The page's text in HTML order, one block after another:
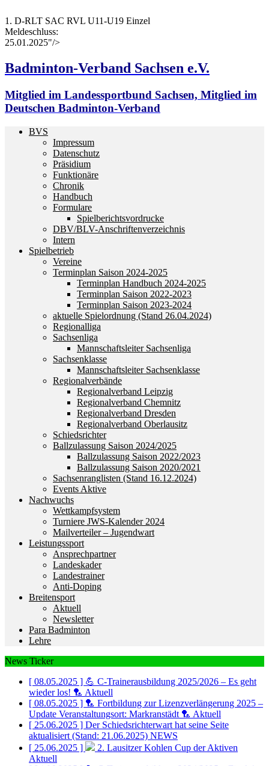
1. D-RLT SAC RVL U11-U19 Einzel
Meldeschluss:
25.01.2025"/>
Badminton-Verband Sachsen e.V.
Mitglied im Landessportbund Sachsen, Mitglied im
Deutschen Badminton-Verband
BVS
Impressum
Datenschutz
Präsidium
Funktionäre
Chronik
Handbuch
Formulare
Spielberichtsvordrucke
DBV/BLV-Anschriftenverzeichnis
Intern
Spielbetrieb
Vereine
Terminplan Saison 2024-2025
Terminplan Handbuch 2024-2025
Terminplan Saison 2022-2023
Terminplan Saison 2023-2024
aktuelle Spielordnung (Stand 26.04.2024)
Regionalliga
Sachsenliga
Mannschaftsleiter Sachsenliga
Sachsenklasse
Mannschaftsleiter Sachsenklasse
Regionalverbände
Regionalverband Leipzig
Regionalverband Chemnitz
Regionalverband Dresden
Regionalverband Oberlausitz
Schiedsrichter
Ballzulassung Saison 2024/2025
Ballzulassung Saison 2022/2023
Ballzulassung Saison 2020/2021
Sachsenranglisten (Stand 16.12.2024)
Events Aktive
Nachwuchs
Wettkampfsystem
Turniere JWS-Kalender 2024
Mailverteiler – Jugendwart
Leistungssport
Ansprechpartner
Landeskader
Landestrainer
Anti-Doping
Breitensport
Aktuell
Newsletter
Para Badminton
Lehre
News Ticker
[ 08.05.2025 ] 💪 C-Trainerausbildung 2025/2026 – Es geht
wieder los! 🏸 Aktuell
[ 08.05.2025 ] 🏸 Fortbildung zur Lizenzverlängerung 2025 –
Update Veranstaltungsort: Markranstädt 🏸 Aktuell
[ 25.06.2025 ] Der Schiedsrichterwart hat seine Seite
aktualisiert (Stand: 21.06.2025) NEWS
[ 25.06.2025 ]
2. Lausitzer Kohlen Cup der Aktiven
Aktuell